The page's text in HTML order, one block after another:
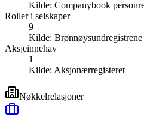
Kilde: Companybook
Roller i selskaper
9
Kilde: Brønnøysundregistrene
Aksjeinnehav
1
Kilde: Aksjonærregisteret
Nøkkelrelasjoner